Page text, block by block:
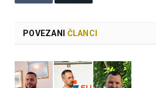
POVEZANI ČLANCI